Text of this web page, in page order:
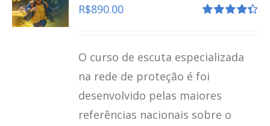
R$890.00
O curso de escuta especializada
na rede de proteção é foi
desenvolvido pelas maiores
referências nacionais sobre o